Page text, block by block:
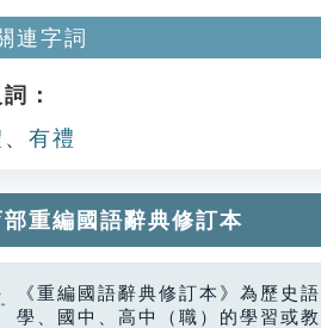
連字詞
：
、 有禮
重編國語辭典修訂本
《重編國語辭典修訂本》為歷史
學、國中、高中（職）的學習或